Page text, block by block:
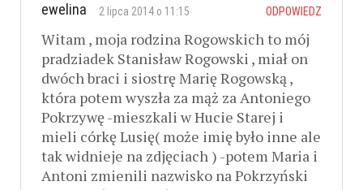
ewelina 2 lipca 2014 o 11:15 ODPOWIEDZ
Witam , moja rodzina Rogowskich to mój
pradziadek Stanisław Rogowski , miał on
dwóch braci i siostrę Marię Rogowską ,
która potem wyszła za mąż za Antoniego
Pokrzywę -mieszkali w Hucie Starej i
mieli córkę Lusię( może imię było inne ale
tak widnieje na zdjęciach ) -potem Maria i
Antoni zmienili nazwisko na Pokrzyński